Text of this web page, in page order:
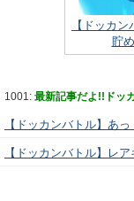
【ドッカ
貯
1001: 最新記事だよ!!ドッ
【ドッカンバトル】あ
【ドッカンバトル】レ